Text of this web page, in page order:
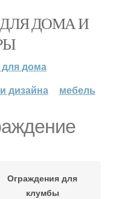
ДЛЯ ДОМА И
дома
дизайна мебель
Ограждения для
клумбы